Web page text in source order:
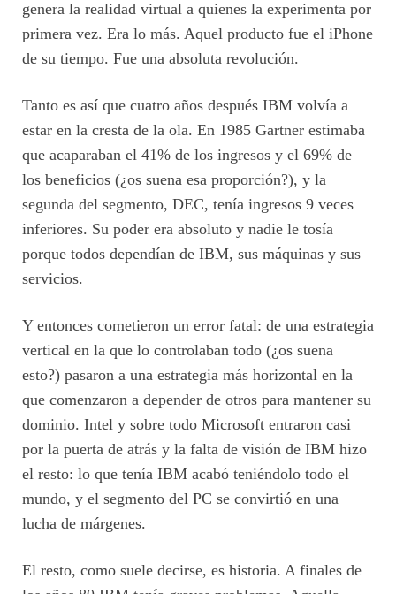
genera la realidad virtual a quienes la experimenta por
primera vez. Era lo más. Aquel producto fue el iPhone
de su tiempo. Fue una absoluta revolución.
Tanto es así que cuatro años después IBM volvía a
estar en la cresta de la ola. En 1985 Gartner estimaba
que acaparaban el 41% de los ingresos y el 69% de
los beneficios (¿os suena esa proporción?), y la
segunda del segmento, DEC, tenía ingresos 9 veces
inferiores. Su poder era absoluto y nadie le tosía
porque todos dependían de IBM, sus máquinas y sus
servicios.
Y entonces cometieron un error fatal: de una estrategia
vertical en la que lo controlaban todo (¿os suena
esto?) pasaron a una estrategia más horizontal en la
que comenzaron a depender de otros para mantener su
dominio. Intel y sobre todo Microsoft entraron casi
por la puerta de atrás y la falta de visión de IBM hizo
el resto: lo que tenía IBM acabó teniéndolo todo el
mundo, y el segmento del PC se convirtió en una
lucha de márgenes.
El resto, como suele decirse, es historia. A finales de